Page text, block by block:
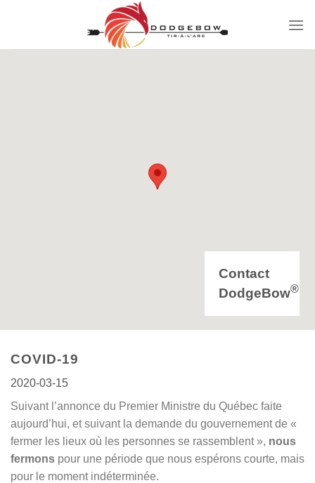
Contact
DodgeBow®
COVID-19
2020-03-15
Suivant l’annonce du Premier Ministre du Québec faite
aujourd’hui, et suivant la demande du gouvernement de «
fermer les lieux où les personnes se rassemblent », nous
fermons pour une période que nous espérons courte, mais
pour le moment indéterminée.